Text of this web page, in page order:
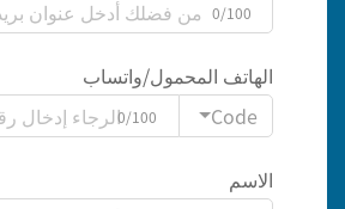
0/100
الهاتف المحمول/واتساب
Code
0/100
الاسم